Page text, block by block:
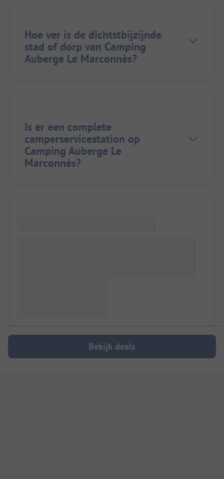
Hoe ver is de dichtstbijzijnde
stad of dorp van Camping
Auberge Le Marconnès?
Is er een complete
camperservicestation op
Camping Auberge Le
Marconnès?
Bekijk deals